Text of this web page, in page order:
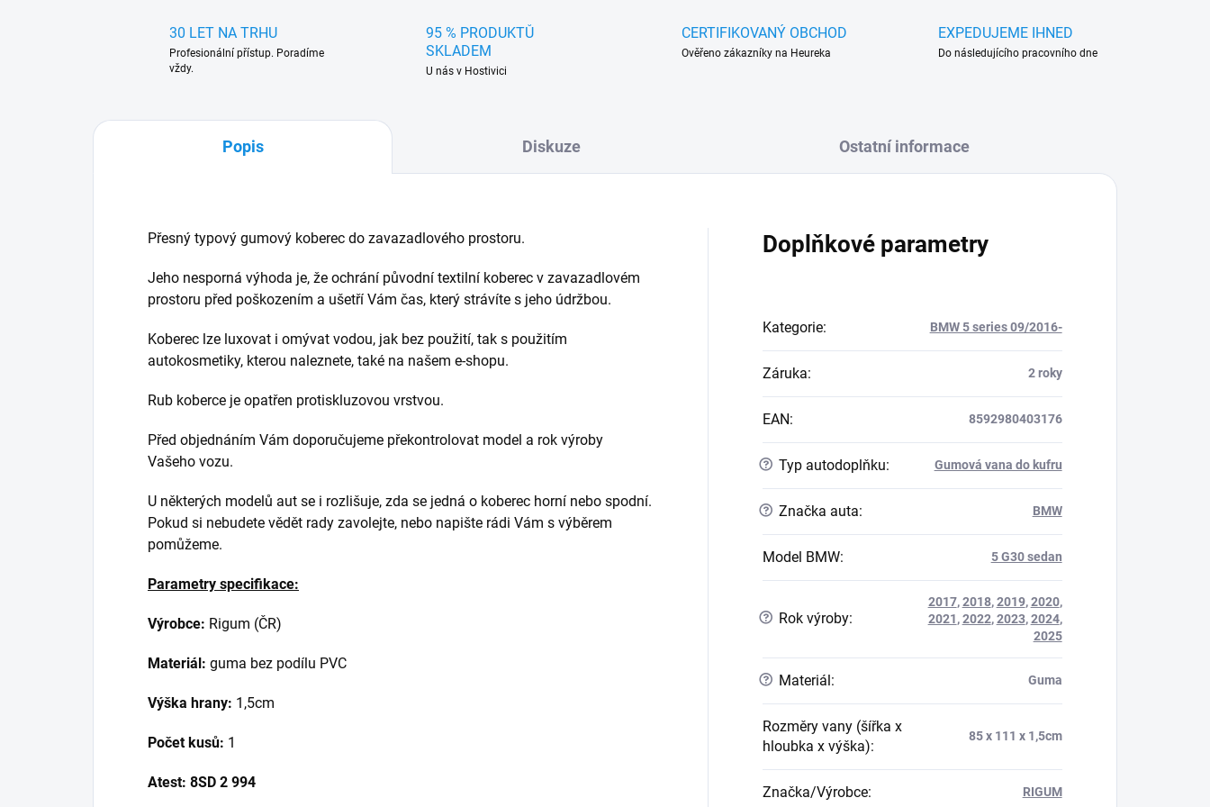
30 LET NA TRHU
Profesionální přístup. Poradíme
vždy.
95 % PRODUKTŮ
SKLADEM
U nás v Hostivici
CERTIFIKOVANÝ OBCHOD
Ověřeno zákazníky na Heureka
EXPEDUJEME IHNED
Do následujícího pracovního dne
Popis Diskuze Ostatní informace
Přesný typový gumový koberec do zavazadlového prostoru.
Jeho nesporná výhoda je, že ochrání původní textilní koberec v zavazadlovém
prostoru před poškozením a ušetří Vám čas, který strávíte s jeho údržbou.
Koberec lze luxovat i omývat vodou, jak bez použití, tak s použitím
autokosmetiky, kterou naleznete, také na našem e-shopu.
Rub koberce je opatřen protiskluzovou vrstvou.
Před objednáním Vám doporučujeme překontrolovat model a rok výroby
Vašeho vozu.
U některých modelů aut se i rozlišuje, zda se jedná o koberec horní nebo spodní.
Pokud si nebudete vědět rady zavolejte, nebo napište rádi Vám s výběrem
pomůžeme.
Parametry specifikace:
Výrobce: Rigum (ČR)
Materiál: guma bez podílu PVC
Výška hrany: 1,5cm
Počet kusů: 1
Atest: 8SD 2 994
Doplňkové parametry
Kategorie: BMW 5 series 09/2016-
Záruka: 2 roky
EAN: 8592980403176
? Typ autodoplňku: Gumová vana do kufru
? Značka auta: BMW
Model BMW: 5 G30 sedan
? Rok výroby:
2017,2018,2019,2020,
2021,2022,2023,2024,
2025
? Materiál: Guma
Rozměry vany (šířka x
hloubka x výška):
85 x 111 x 1,5cm
Značka/Výrobce: RIGUM